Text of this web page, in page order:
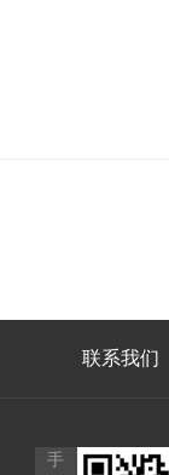
联系我们
手